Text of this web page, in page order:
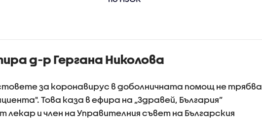
д-р Гергана Николова
за коронавирус в доболничната помощ не трябва
Това каза в ефира на „Здравей, България”
и член на Управителния съвет на Българския